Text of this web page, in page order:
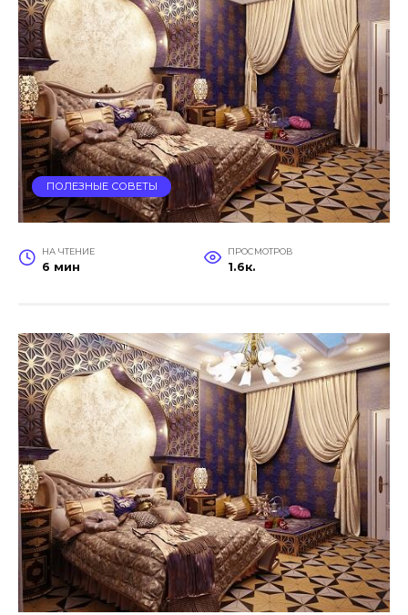
ПОЛЕЗНЫЕ СОВЕТЫ
НА ЧТЕНИЕ
6 мин
ПРОСМОТРОВ
1.6к.